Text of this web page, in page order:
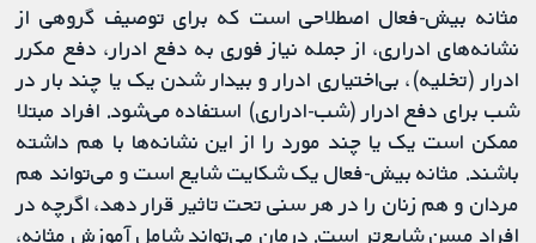
مثانه بیش-فعال اصطلاحی است که برای توصیف گروهی از
نشانه‌های ادراری، از جمله نیاز فوری به دفع ادرار، دفع مکرر
ادرار (تخلیه)، بی‌اختیاری ادرار و بیدار شدن یک یا چند بار در
شب برای دفع ادرار (شب-ادراری) استفاده می‌شود. افراد مبتلا
ممکن است یک یا چند مورد را از این نشانه‌ها با هم داشته
باشند. مثانه بیش-فعال یک شکایت شایع است و می‌تواند هم
مردان و هم زنان را در هر سنی تحت تاثیر قرار دهد، اگرچه در
افراد مسن شایع‌تر است. درمان می‌تواند شامل آموزش مثانه،